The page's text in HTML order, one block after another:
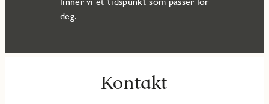
deg.
Kontakt